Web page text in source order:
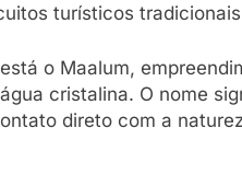
turísticos
o Maalum,
cristalina. O nome
direto com a